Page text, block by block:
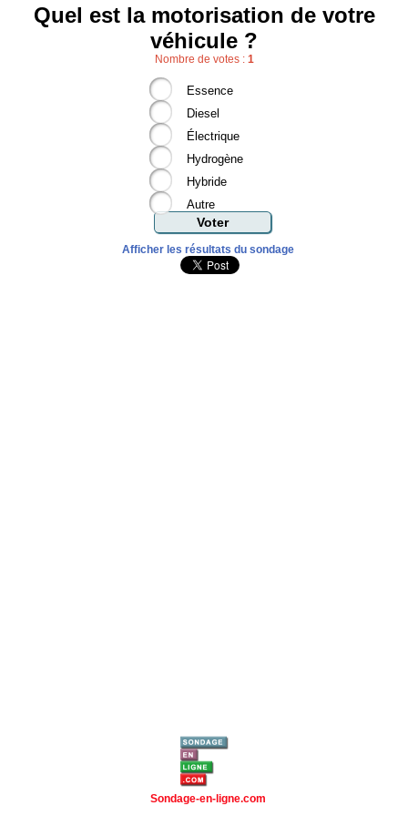
Quel est la motorisation de votre
véhicule ?
Nombre de votes : 1
Essence
Diesel
Électrique
Hydrogène
Hybride
Autre
Afficher les résultats du sondage
Sondage-en-ligne.com